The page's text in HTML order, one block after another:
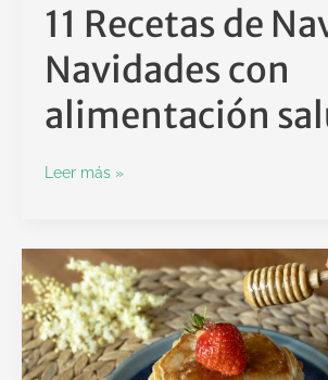
11 Recetas de
Navidades con
alimentación
Leer más »
Desayuno
sano:
Ideas
y
recetas